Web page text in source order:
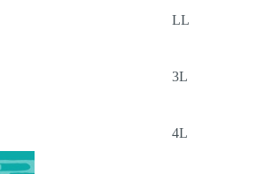
LL
3L
4L